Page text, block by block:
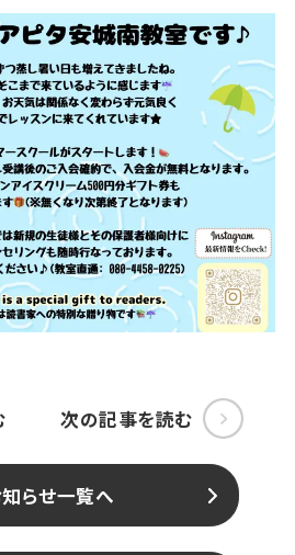
次の記事を読む
らせ一覧へ